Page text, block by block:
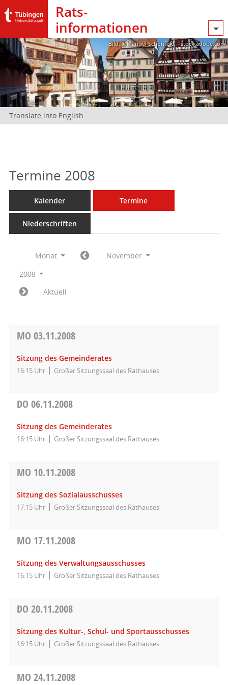
Rats­
informationen
Bild: @Manuel Schönfeld – stock.adobe.com
Translate into English
Termine 2008
Kalender Termine
Niederschriften
Monat
November
2008
Aktuell
MO 03.11.2008
Sitzung des Gemeinderates
16:15 Uhr Großer Sitzungssaal des Rathauses
DO 06.11.2008
Sitzung des Gemeinderates
16:15 Uhr Großer Sitzungssaal des Rathauses
MO 10.11.2008
Sitzung des Sozialausschusses
17:15 Uhr Großer Sitzungssaal des Rathauses
MO 17.11.2008
Sitzung des Verwaltungsausschusses
16:15 Uhr Großer Sitzungssaal des Rathauses
DO 20.11.2008
Sitzung des Kultur-, Schul- und Sportausschusses
16:15 Uhr Großer Sitzungssaal des Rathauses
MO 24.11.2008